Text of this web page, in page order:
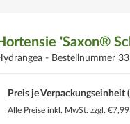
'Saxon®
- Bestellnummer
Preis je Verpackungseinheit
Alle Preise inkl. MwSt.zzgl.